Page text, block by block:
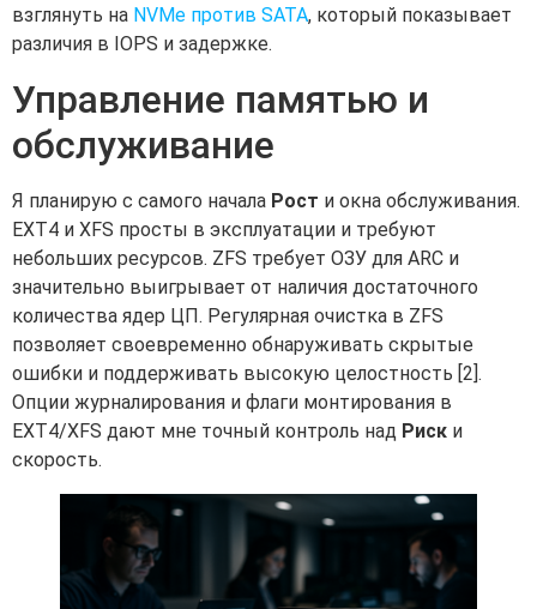
взглянуть на NVMe против SATA, который показывает
различия в IOPS и задержке.
Управление памятью и
обслуживание
Я планирую с самого начала Рост и окна обслуживания.
EXT4 и XFS просты в эксплуатации и требуют
небольших ресурсов. ZFS требует ОЗУ для ARC и
значительно выигрывает от наличия достаточного
количества ядер ЦП. Регулярная очистка в ZFS
позволяет своевременно обнаруживать скрытые
ошибки и поддерживать высокую целостность [2].
Опции журналирования и флаги монтирования в
EXT4/XFS дают мне точный контроль над Риск и
скорость.